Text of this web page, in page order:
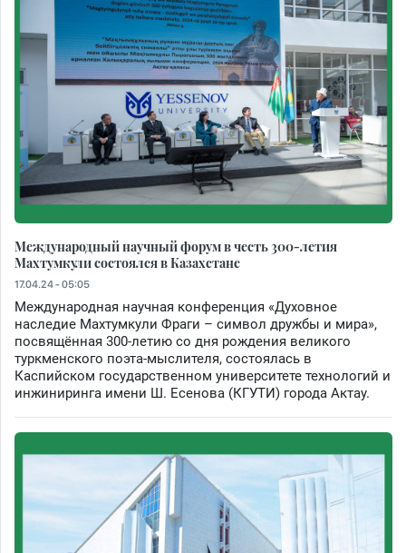
Международный научный форум в честь 300-летия
Махтумкули состоялся в Казахстане
17.04.24 - 05:05
Международная научная конференция «Духовное
наследие Махтумкули Фраги – символ дружбы и мира»,
посвящённая 300-летию со дня рождения великого
туркменского поэта-мыслителя, состоялась в
Каспийском государственном университете технологий и
инжиниринга имени Ш. Есенова (КГУТИ) города Актау.